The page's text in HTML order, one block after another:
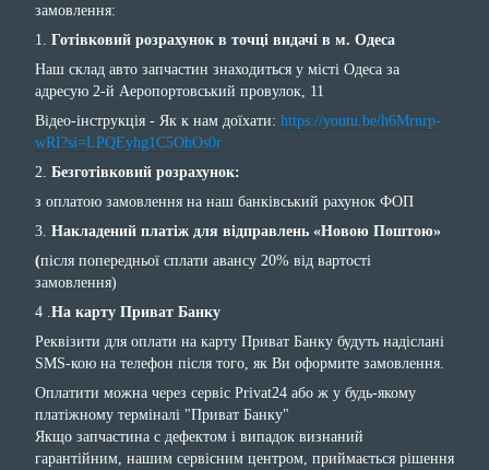
замовлення:
1. Готівковий розрахунок в точці видачі в м. Одеса
Наш склад авто запчастин знаходиться у місті Одеса за
адресую 2-й Аеропортовський провулок, 11
Відео-інструкція - Як к нам доїхати: https://youtu.be/h6Mrnrp-
wRI?si=LPQEyhg1C5OhOs0r
2. Безготівковий розрахунок:
з оплатою замовлення на наш банківський рахунок ФОП
3. Накладений платіж для відправлень «Новою Поштою»
(після попередньої сплати авансу 20% від вартості
замовлення)
4 . На карту Приват Банку
Реквізити для оплати на карту Приват Банку будуть надіслані
SMS-кою на телефон після того, як Ви оформите замовлення.
Оплатити можна через сервіс Privat24 або ж у будь-якому
платіжному терміналі "Приват Банку"
Якщо запчастина с дефектом і випадок визнаний
гарантійним, нашим сервісним центром, приймається рішення